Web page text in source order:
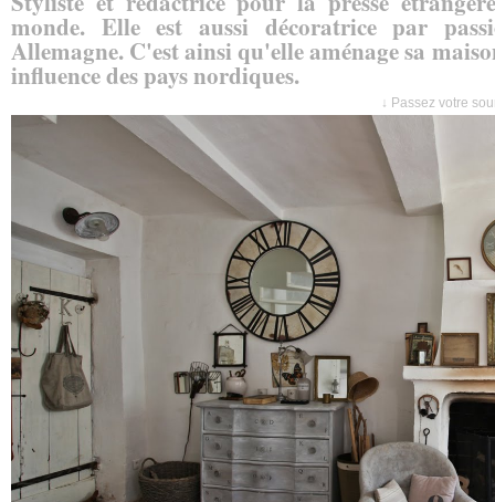
monde. Elle est aussi décoratrice par
Allemagne. C'est ainsi qu'elle aménage sa
influence des pays nordiques.
↓ Passez votre